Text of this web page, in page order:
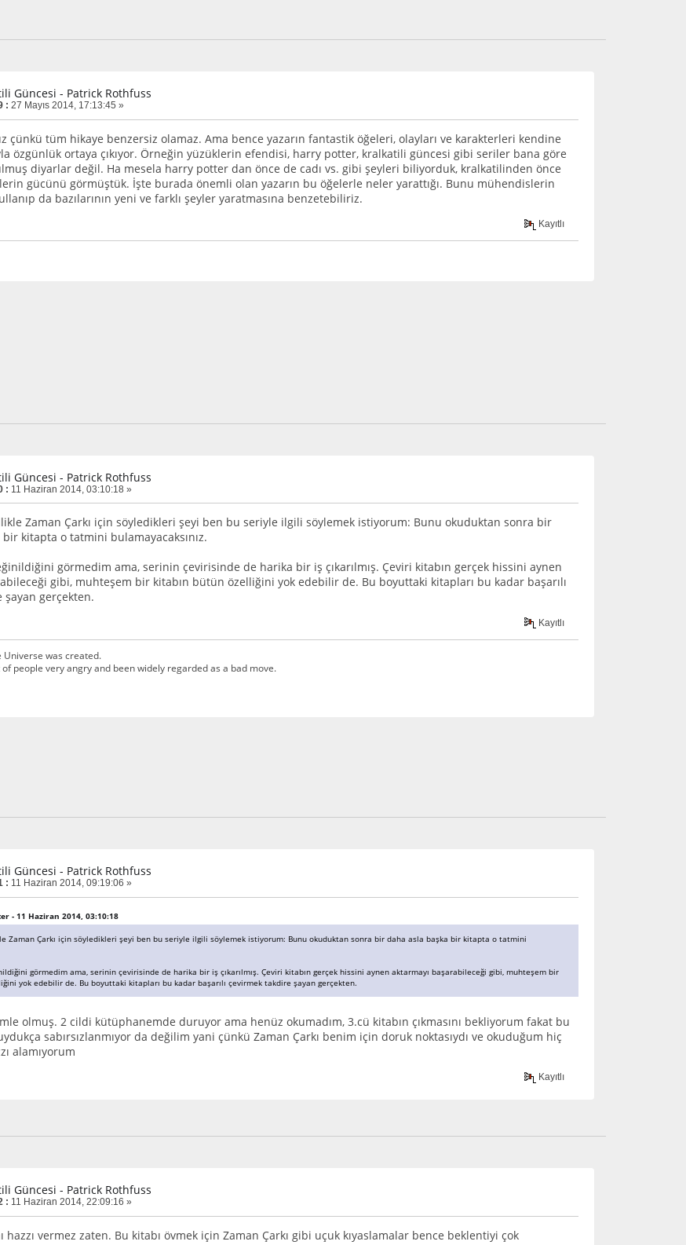
Güncesi - Patrick Rothfuss
: 27 Mayıs 2014, 17:13:45 »
çünkü tüm hikaye benzersiz olamaz. Ama bence yazarın fantastik öğeleri, olayları ve karakterleri kendine
özgünlük ortaya çıkıyor. Örneğin yüzüklerin efendisi, harry potter, kralkatili güncesi gibi seriler bana göre
diyarlar değil. Ha mesela harry potter dan önce de cadı vs. gibi şeyleri biliyorduk, kralkatilinden önce
gücünü görmüştük. İşte burada önemli olan yazarın bu öğelerle neler yarattığı. Bunu mühendislerin
da bazılarının yeni ve farklı şeyler yaratmasına benzetebiliriz.
Kayıtlı
Güncesi - Patrick Rothfuss
: 11 Haziran 2014, 03:10:18 »
Zaman Çarkı için söyledikleri şeyi ben bu seriyle ilgili söylemek istiyorum: Bunu okuduktan sonra bir
kitapta o tatmini bulamayacaksınız.
görmedim ama, serinin çevirisinde de harika bir iş çıkarılmış. Çeviri kitabın gerçek hissini aynen
gibi, muhteşem bir kitabın bütün özelliğini yok edebilir de. Bu boyuttaki kitapları bu kadar başarılı
gerçekten.
Kayıtlı
Universe was created.
people very angry and been widely regarded as a bad move.
Güncesi - Patrick Rothfuss
: 11 Haziran 2014, 09:19:06 »
- 11 Haziran 2014, 03:10:18
Zaman Çarkı için söyledikleri şeyi ben bu seriyle ilgili söylemek istiyorum: Bunu okuduktan sonra bir daha asla başka bir kitapta o tatmini
görmedim ama, serinin çevirisinde de harika bir iş çıkarılmış. Çeviri kitabın gerçek hissini aynen aktarmayı başarabileceği gibi, muhteşem bir
yok edebilir de. Bu boyuttaki kitapları bu kadar başarılı çevirmek takdire şayan gerçekten.
olmuş. 2 cildi kütüphanemde duruyor ama henüz okumadım, 3.cü kitabın çıkmasını bekliyorum fakat bu
sabırsızlanmıyor da değilim yani çünkü Zaman Çarkı benim için doruk noktasıydı ve okuduğum hiç
alamıyorum
Kayıtlı
Güncesi - Patrick Rothfuss
: 11 Haziran 2014, 22:09:16 »
hazzı vermez zaten. Bu kitabı övmek için Zaman Çarkı gibi uçuk kıyaslamalar bence beklentiyi çok